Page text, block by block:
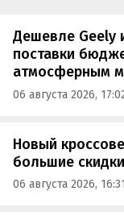
Дешевле Geely
поставки
атмосферным
06 августа 2026,
Новый
большие
06 августа 2026, 16:31